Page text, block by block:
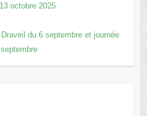
octobre 2025
du 6 septembre et journée